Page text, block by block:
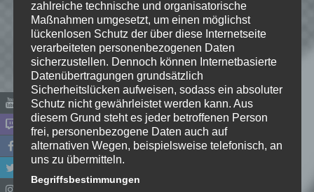
Name*
E-Mail-Adresse*
Website
*Ich habe die
zahlreiche technische und organisatorische
Maßnahmen umgesetzt, um einen möglichst
lückenlosen Schutz der über diese Internetseite
verarbeiteten personenbezogenen Daten
sicherzustellen. Dennoch können Internetbasierte
Datenübertragungen grundsätzlich
Sicherheitslücken aufweisen, sodass ein absoluter
Schutz nicht gewährleistet werden kann. Aus
diesem Grund steht es jeder betroffenen Person
frei, personenbezogene Daten auch auf
alternativen Wegen, beispielsweise telefonisch, an
uns zu übermitteln.
Begriffsbestimmungen